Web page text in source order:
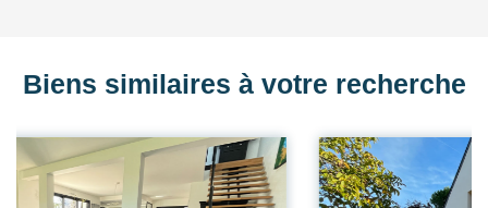
Biens similaires à votre recherche